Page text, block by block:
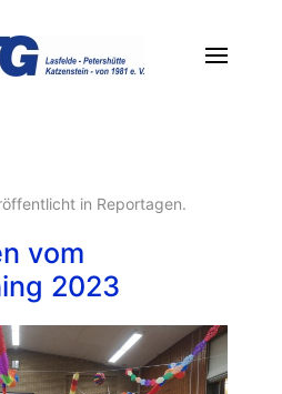
in Reportagen.
vom
2023